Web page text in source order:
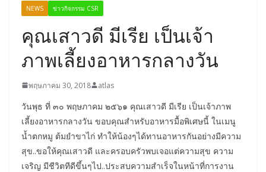
NEWS ข่าวกิจกรรม CSR
คุณเสาวดี มีเรีย เป็นเจ้า
ภาพเลี้ยงอาหารกลางวัน
พฤษภาคม 30, 2018 atlas
วันพุธ ที่ ๓๐ พฤษภาคม ๒๕๖๑ คุณเสาวดี มีเรีย เป็นเจ้าภาพ
เลี้ยงอาหารกลางวัน ขอบคุณสำหรับอาหารมื้อพิเศษนี้ ในเมนู
น้ำตกหมู ต้มยำขาไก่ ทำให้น้องๆได้ทานอาหารกันอย่างมีความ
สุข..ขอให้คุณเสาวดี และครอบครัวพบเจอแต่ความสุข ความ
เจริญ มีชีวิตทีดีขึ้นๆไป..ประสบความสำเร็จในหน้าที่การงาน